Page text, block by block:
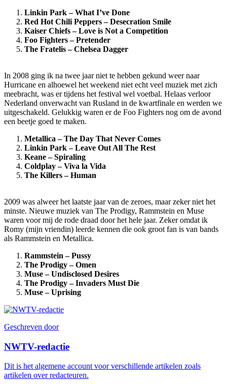
Linkin Park – What I’ve Done
Red Hot Chili Peppers – Desecration Smile
Kaiser Chiefs – Love is Not a Competition
Foo Fighters – Pretender
The Fratelis – Chelsea Dagger
In 2008 ging ik na twee jaar niet te hebben gekund weer naar
Hurricane en alhoewel het weekend niet echt veel muziek met zich
meebracht, was er tijdens het festival wel voetbal. Helaas verloor
Nederland onverwacht van Rusland in de kwartfinale en werden we
uitgeschakeld. Gelukkig waren er de Foo Fighters nog om de avond
een beetje goed te maken.
Metallica – The Day That Never Comes
Linkin Park – Leave Out All The Rest
Keane – Spiraling
Coldplay – Viva la Vida
The Killers – Human
2009 was alweer het laatste jaar van de zeroes, maar zeker niet het
minste. Nieuwe muziek van The Prodigy, Rammstein en Muse
waren voor mij de rode draad door het hele jaar. Zeker omdat ik
Romy (mijn vriendin) leerde kennen die ook groot fan is van bands
als Rammstein en Metallica.
Rammstein – Pussy
The Prodigy – Omen
Muse – Undisclosed Desires
The Prodigy – Invaders Must Die
Muse – Uprising
Geschreven door
NWTV-redactie
Dit is het algemene account voor verschillende artikelen zoals
artikelen over redacteuren.